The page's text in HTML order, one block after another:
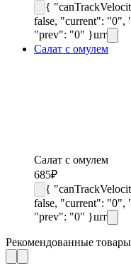
{
false, "current": "0",
"prev": "0" }шт
Салат с омулем
Салат с омулем
685₽
{
false, "current": "0",
"prev": "0" }шт
Рекомендованные товары